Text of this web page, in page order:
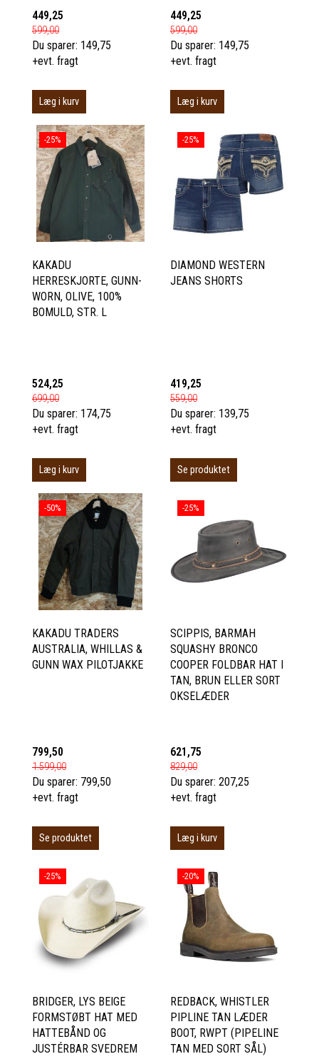
449,25
599,00
Du sparer: 149,75
+evt. fragt
Læg i kurv
449,25
599,00
Du sparer: 149,75
+evt. fragt
Læg i kurv
-25%
KAKADU
HERRESKJORTE, GUNN-
WORN, OLIVE, 100%
BOMULD, STR. L
524,25
699,00
Du sparer: 174,75
+evt. fragt
Læg i kurv
-25%
DIAMOND WESTERN
JEANS SHORTS
419,25
559,00
Du sparer: 139,75
+evt. fragt
Se produktet
-50%
KAKADU TRADERS
AUSTRALIA, WHILLAS &
GUNN WAX PILOTJAKKE
799,50
1.599,00
Du sparer: 799,50
+evt. fragt
Se produktet
-25%
SCIPPIS, BARMAH
SQUASHY BRONCO
COOPER FOLDBAR HAT I
TAN, BRUN ELLER SORT
OKSELÆDER
621,75
829,00
Du sparer: 207,25
+evt. fragt
Læg i kurv
-25%
BRIDGER, LYS BEIGE
FORMSTØBT HAT MED
HATTEBÅND OG
JUSTÉRBAR SVEDREM
-20%
REDBACK, WHISTLER
PIPLINE TAN LÆDER
BOOT, RWPT (PIPELINE
TAN MED SORT SÅL)